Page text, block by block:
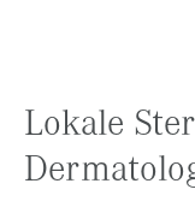
Lokale